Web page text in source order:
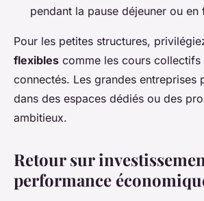
pendant la pause déjeuner ou en
Pour les petites structures,
flexibles comme les cours
connectés. Les grandes entreprises
dans des espaces dédiés ou des
ambitieux.
Retour sur
performance